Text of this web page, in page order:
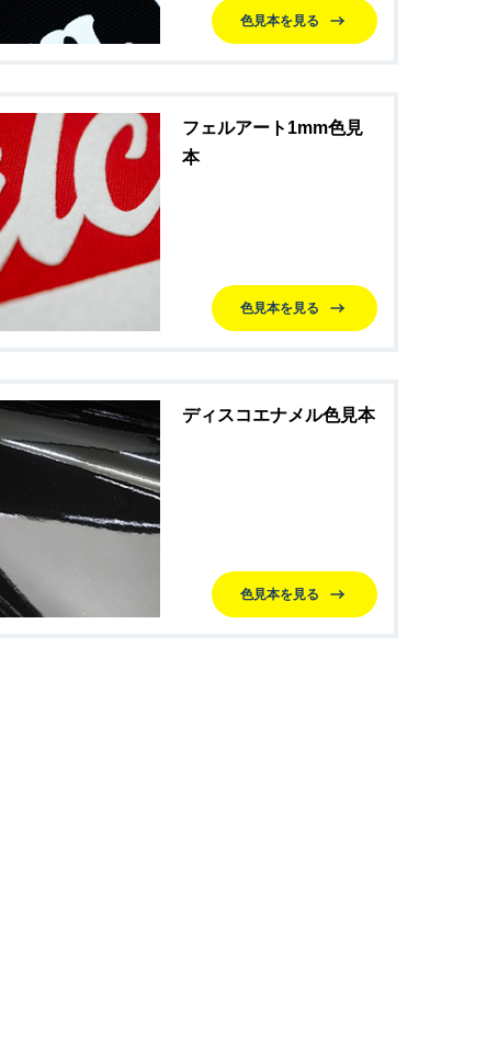
色見本を見る
フェルアート1mm色見
本
色見本を見る
ディスコエナメル色見本
色見本を見る